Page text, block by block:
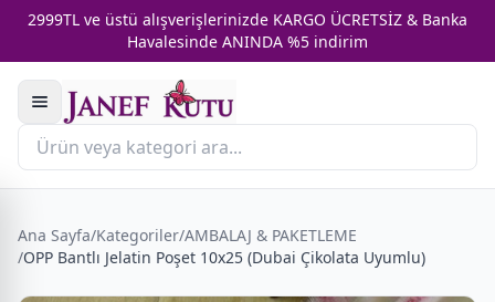
2999TL ve üstü alışverişlerinizde KARGO ÜCRETSİZ & Banka
Havalesinde ANINDA %5 indirim
Ana Sayfa/Kategoriler/AMBALAJ & PAKETLEME
/OPP Bantlı Jelatin Poşet 10x25 (Dubai Çikolata Uyumlu)